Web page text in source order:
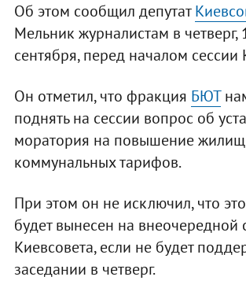
Об этом сообщил депутат
Мельник журналистам в четверг,
сентября, перед началом сессии
Он отметил, что фракция БЮТ
поднять на сессии вопрос об
моратория на повышение
коммунальных тарифов.
При этом он не исключил, что
будет вынесен на внеочередной
Киевсовета, если не будет
заседании в четверг.